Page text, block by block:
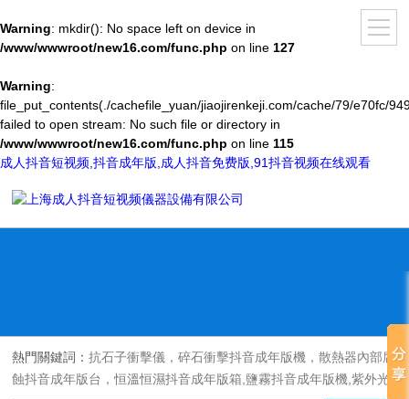
Warning: mkdir(): No space left on device in
/www/wwwroot/new16.com/func.php on line 127
Warning:
file_put_contents(./cachefile_yuan/jiaojirenkeji.com/cache/79/e70fc/
failed to open stream: No such file or directory in
/www/wwwroot/new16.com/func.php on line 115
成人抖音短视频,抖音成年版,成人抖音免费版,91抖音视频在线观看
熱門關鍵詞：抗石子衝擊儀，碎石衝擊抖音成年版機，散熱器內部腐
蝕抖音成年版台，恒溫恒濕抖音成年版箱,鹽霧抖音成年版機,紫外光